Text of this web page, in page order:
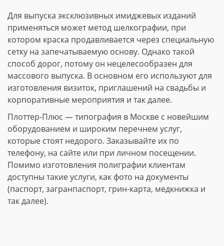
Для выпуска эксклюзивных имиджевых изданий
применяться может метод шелкографии, при
котором краска продавливается через специальную
сетку на запечатываемую основу. Однако такой
способ дорог, потому он нецелесообразен для
массового выпуска. В основном его используют для
изготовления визиток, приглашений на свадьбы и
корпоративные мероприятия и так далее.
Плоттер-Плюс — типография в Москве с новейшим
оборудованием и широким перечнем услуг,
которые стоят недорого. Заказывайте их по
телефону, на сайте или при личном посещении.
Помимо изготовления полиграфии клиентам
доступны такие услуги, как фото на документы
(паспорт, загранпаспорт, грин-карта, медкнижка и
так далее).